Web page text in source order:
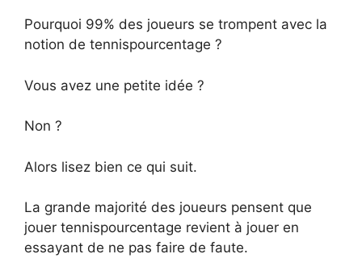
Pourquoi 99% des joueurs se trompent avec la
notion de tennispourcentage ?
Vous avez une petite idée ?
Non ?
Alors lisez bien ce qui suit.
La grande majorité des joueurs pensent que
jouer tennispourcentage revient à jouer en
essayant de ne pas faire de faute.